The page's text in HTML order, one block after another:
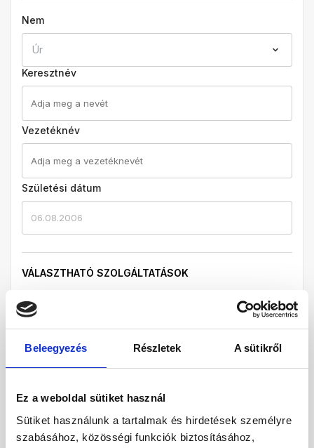
Beleegyezés Részletek A sütikről
Ez a weboldal sütiket használ
Sütiket használunk a tartalmak és hirdetések személyre
szabásához, közösségi funkciók biztosításához,
Nem
Úr
Keresztnév
Vezetéknév
Születési dátum
06.08.2006
VÁLASZTHATÓ SZOLGÁLTATÁSOK
Útlemondási biztosítás 3 %
Vízum
Vízum 13000 HUF
Nincs biztosítás
Privileg biztosítás
* szükséges mezők